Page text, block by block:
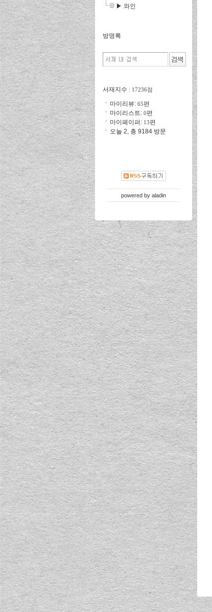
▶ 와인
방명록
서재지수 : 17236점
마이리뷰: 65편
마이리스트: 0편
마이페이퍼: 13편
오늘 2, 총 9184 방문
powered by aladin